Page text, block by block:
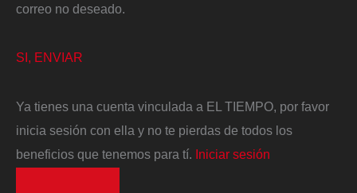
correo no deseado.
SI, ENVIAR
Ya tienes una cuenta vinculada a EL TIEMPO, por favor
inicia sesión con ella y no te pierdas de todos los
beneficios que tenemos para tí. Iniciar sesión